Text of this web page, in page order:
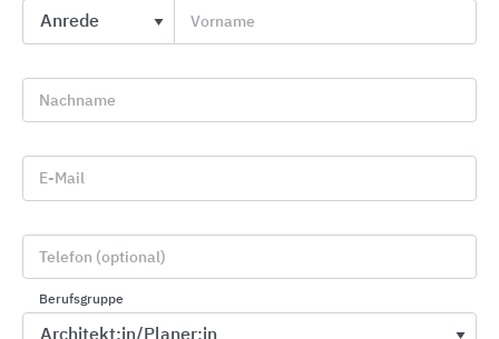
C+P Möbelsysteme Vorname
Nachname
E-Mail
Telefon (optional)
Berufsgruppe